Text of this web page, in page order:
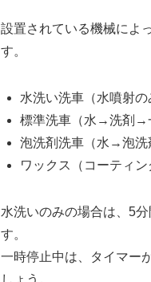
設置されている機械によ
す。
水洗い洗車（水噴射の
標準洗車（水→洗剤→
泡洗剤洗車（水→泡
ワックス（コーティ
水洗いのみの場合は、5
す。
一時停止中は、タイマー